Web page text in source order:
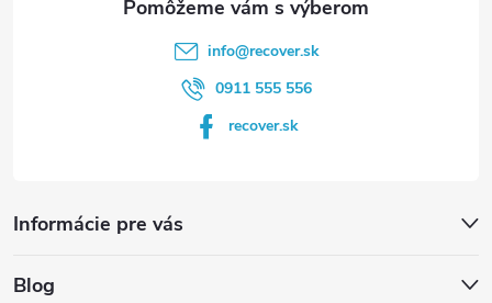
info@recover.sk
0911 555 556
recover.sk
Informácie pre vás
Blog